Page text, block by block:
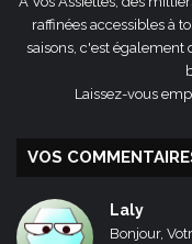
raffinées accessibles à
saisons, c'est également
Laissez-vous
VOS
Laly
Bonjour,